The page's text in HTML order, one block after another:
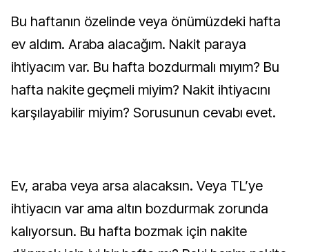
Bu haftanın özelinde veya önümüzdeki hafta
ev aldım. Araba alacağım. Nakit paraya
ihtiyacım var. Bu hafta bozdurmalı mıyım? Bu
hafta nakite geçmeli miyim? Nakit ihtiyacını
karşılayabilir miyim? Sorusunun cevabı evet.
Ev, araba veya arsa alacaksın. Veya TL’ye
ihtiyacın var ama altın bozdurmak zorunda
kalıyorsun. Bu hafta bozmak için nakite